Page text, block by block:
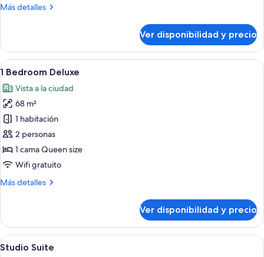
Bath
Más detalles
Más
Bed
2
Suite
Ver disponibilidad y precio
Ver
todas
las
fotos
de
1
Bedroom
Deluxe
Un espacio abierto moderno que
20
1 Bedroom Deluxe
Vista a la ciudad
68 m²
1 habitación
2 personas
1 cama Queen size
Wifi gratuito
Más detalles
Más
Bedroom
Deluxe
Ver disponibilidad y precio
Ver
Un dormitorio moderno con una
16
Studio Suite